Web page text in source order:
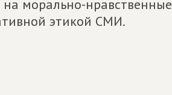
на морально-
этикой СМИ.